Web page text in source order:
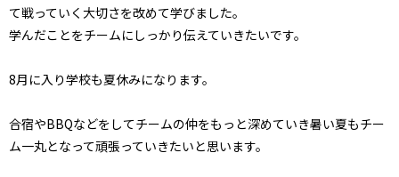
て戦っていく大切さを改めて学びました。
学んだことをチームにしっかり伝えていきたいです。
8月に入り学校も夏休みになります。
合宿やBBQなどをしてチームの仲をもっと深めていき暑い夏もチー
ム一丸となって頑張っていきたいと思います。